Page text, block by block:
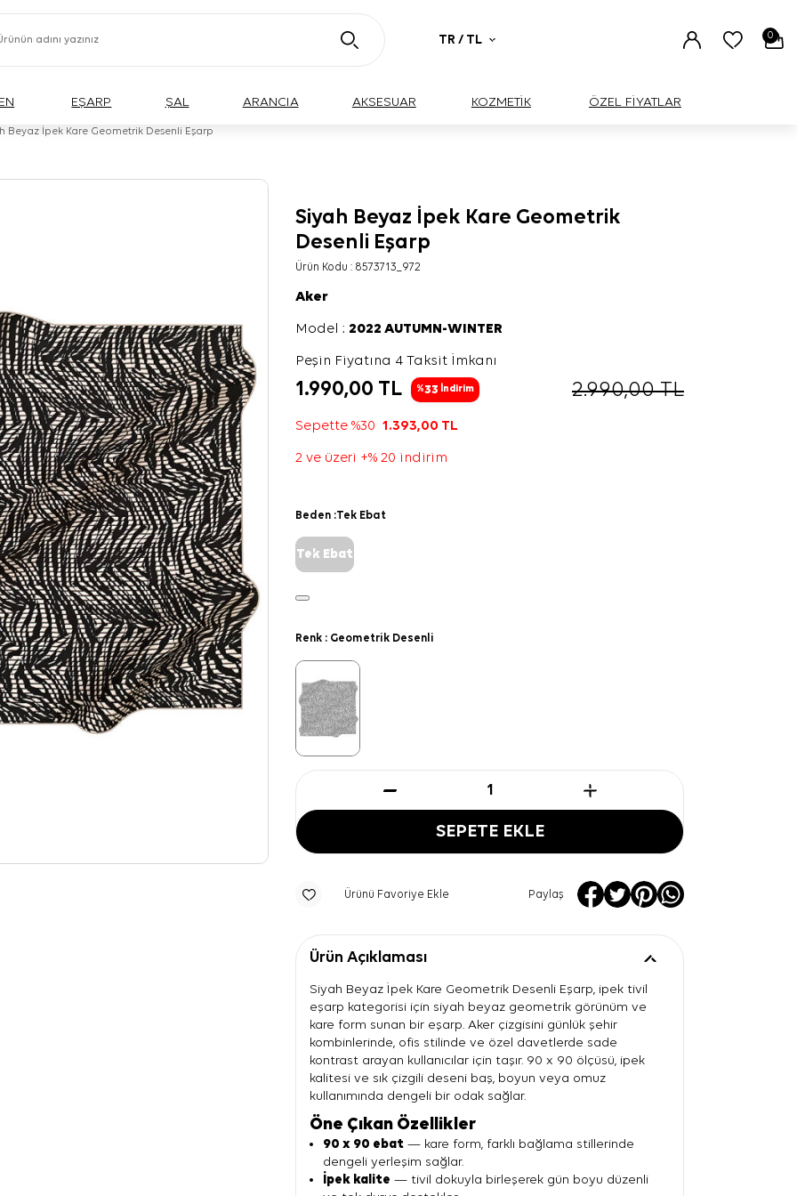
TR / TL 0
EŞARP ŞAL ARANCIA AKSESUAR KOZMETİK ÖZEL FİYATLAR
Beyaz İpek Kare Geometrik Desenli Eşarp
Siyah Beyaz İpek Kare Geometrik
Desenli Eşarp
Ürün Kodu : 8573713_972
Aker
Model :2022 AUTUMN-WINTER
Peşin Fiyatına 4 Taksit İmkanı
1.990,00 TL %33 İndirim 2.990,00TL
Sepette %301.393,00 TL
2 ve üzeri +% 20 indirim
Beden :Tek Ebat
Tek Ebat
Renk : Geometrik Desenli
SEPETE EKLE
Ürünü Favoriye Ekle Paylaş
Ürün Açıklaması
Siyah Beyaz İpek Kare Geometrik Desenli Eşarp, ipek tivil
eşarp kategorisi için siyah beyaz geometrik görünüm ve
kare form sunan bir eşarp. Aker çizgisini günlük şehir
kombinlerinde, ofis stilinde ve özel davetlerde sade
kontrast arayan kullanıcılar için taşır. 90 x 90 ölçüsü, ipek
kalitesi ve sık çizgili deseni baş, boyun veya omuz
kullanımında dengeli bir odak sağlar.
Öne Çıkan Özellikler
90 x 90 ebat — kare form, farklı bağlama stillerinde
dengeli yerleşim sağlar.
İpek kalite — tivil dokuyla birleşerek gün boyu düzenli